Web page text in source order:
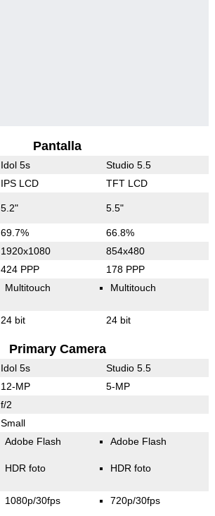
Pantalla
Idol 5s Studio 5.5
IPS LCD TFT LCD
5.2" 5.5"
69.7% 66.8%
1920x1080 854x480
424 PPP 178 PPP
Multitouch Multitouch
24 bit 24 bit
Primary Camera
Idol 5s Studio 5.5
12-MP 5-MP
f/2
Small
Adobe Flash
HDR foto
Adobe Flash
HDR foto
1080p/30fps 720p/30fps